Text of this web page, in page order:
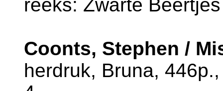
reeks: Zwarte
Coonts, Stephen /
herdruk, Bruna,